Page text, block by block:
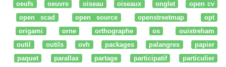
oeufs
oeuvre oiseau oiseaux onglet
open cv
open scad
open source openstreetmap
opt
origami
orne orthographe os
ouistreham
outil
outils ovh packages palangres
papier
paquet
parallax partage participatif
particulier